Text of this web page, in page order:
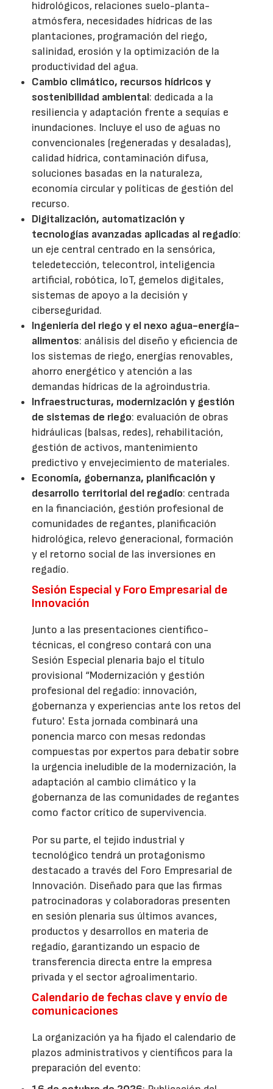
hidrológicos, relaciones suelo-planta-
atmósfera, necesidades hídricas de las
plantaciones, programación del riego,
salinidad, erosión y la optimización de la
productividad del agua.
Cambio climático, recursos hídricos y
sostenibilidad ambiental: dedicada a la
resiliencia y adaptación frente a sequías e
inundaciones. Incluye el uso de aguas no
convencionales (regeneradas y desaladas),
calidad hídrica, contaminación difusa,
soluciones basadas en la naturaleza,
economía circular y políticas de gestión del
recurso.
Digitalización, automatización y
tecnologías avanzadas aplicadas al regadío:
un eje central centrado en la sensórica,
teledetección, telecontrol, inteligencia
artificial, robótica, IoT, gemelos digitales,
sistemas de apoyo a la decisión y
ciberseguridad.
Ingeniería del riego y el nexo agua-energía-
alimentos: análisis del diseño y eficiencia de
los sistemas de riego, energías renovables,
ahorro energético y atención a las
demandas hídricas de la agroindustria.
Infraestructuras, modernización y gestión
de sistemas de riego: evaluación de obras
hidráulicas (balsas, redes), rehabilitación,
gestión de activos, mantenimiento
predictivo y envejecimiento de materiales.
Economía, gobernanza, planificación y
desarrollo territorial del regadío: centrada
en la financiación, gestión profesional de
comunidades de regantes, planificación
hidrológica, relevo generacional, formación
y el retorno social de las inversiones en
regadío.
Sesión Especial y Foro Empresarial de
Innovación
Junto a las presentaciones científico-
técnicas, el congreso contará con una
Sesión Especial plenaria bajo el título
provisional “Modernización y gestión
profesional del regadío: innovación,
gobernanza y experiencias ante los retos del
futuro'. Esta jornada combinará una
ponencia marco con mesas redondas
compuestas por expertos para debatir sobre
la urgencia ineludible de la modernización, la
adaptación al cambio climático y la
gobernanza de las comunidades de regantes
como factor crítico de supervivencia.
Por su parte, el tejido industrial y
tecnológico tendrá un protagonismo
destacado a través del Foro Empresarial de
Innovación. Diseñado para que las firmas
patrocinadoras y colaboradoras presenten
en sesión plenaria sus últimos avances,
productos y desarrollos en materia de
regadío, garantizando un espacio de
transferencia directa entre la empresa
privada y el sector agroalimentario.
Calendario de fechas clave y envío de
comunicaciones
La organización ya ha fijado el calendario de
plazos administrativos y científicos para la
preparación del evento: